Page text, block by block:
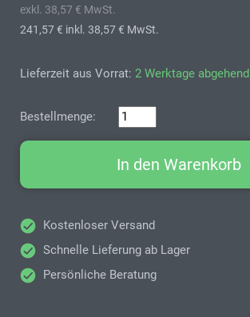
exkl. 38,57 € MwSt.
241,57 € inkl. 38,57 € MwSt.
Lieferzeit aus Vorrat: 2 Werktage abgehend
Bestellmenge:
In den Warenkorb
Kostenloser Versand
Schnelle Lieferung ab Lager
Persönliche Beratung